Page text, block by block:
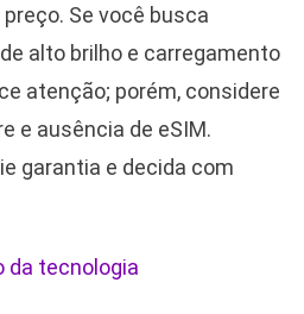
Se você busca
alto brilho e carregamento
atenção; porém, considere
e ausência de eSIM.
garantia e decida com
da tecnologia